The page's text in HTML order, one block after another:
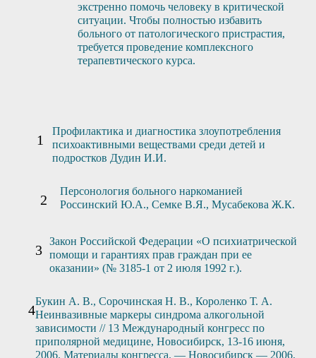
экстренно помочь человеку в критической
ситуации. Чтобы полностью избавить
больного от патологического пристрастия,
требуется проведение комплексного
терапевтического курса.
Профилактика и диагностика злоупотребления
психоактивными веществами среди детей и
подростков Дудин И.И.
Персонология больного наркоманией
Россинский Ю.А., Семке В.Я., Мусабекова Ж.К.
Закон Российской Федерации «О психиатрической
помощи и гарантиях прав граждан при ее
оказании» (№ 3185-1 от 2 июля 1992 г.).
Букин А. В., Сорочинская Н. В., Короленко Т. А.
Неинвазивные маркеры синдрома алкогольной
зависимости // 13 Международный конгресс по
приполярной медицине, Новосибирск, 13-16 июня,
2006. Материалы конгресса. — Новосибирск — 2006.